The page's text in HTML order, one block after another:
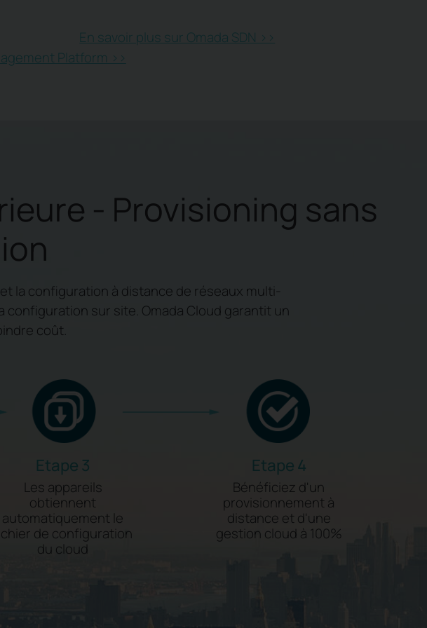
En savoir plus sur Omada SDN >>
Platform >>
- Provisioning sans
la configuration à distance de réseaux multi-
sur site. Omada Cloud garantit un
coût.
Etape 3
Les appareils
obtiennent
automatiquement le
de configuration
du cloud
Etape 4
Bénéficiez d'un
provisionnement à
distance et d'une
gestion cloud à 100%